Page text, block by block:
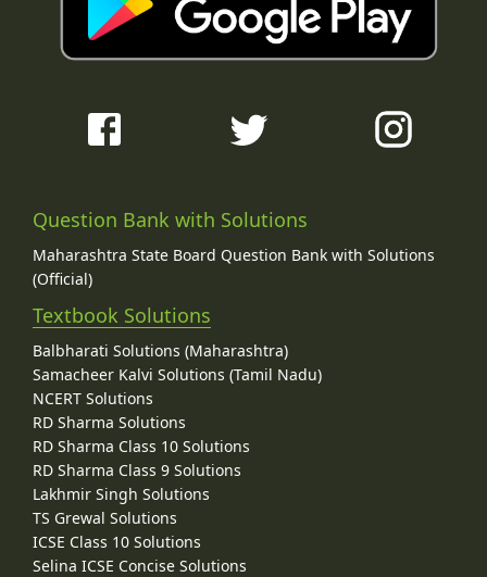
Question Bank with Solutions
Maharashtra State Board Question Bank with Solutions
(Official)
Textbook Solutions
Balbharati Solutions (Maharashtra)
Samacheer Kalvi Solutions (Tamil Nadu)
NCERT Solutions
RD Sharma Solutions
RD Sharma Class 10 Solutions
RD Sharma Class 9 Solutions
Lakhmir Singh Solutions
TS Grewal Solutions
ICSE Class 10 Solutions
Selina ICSE Concise Solutions